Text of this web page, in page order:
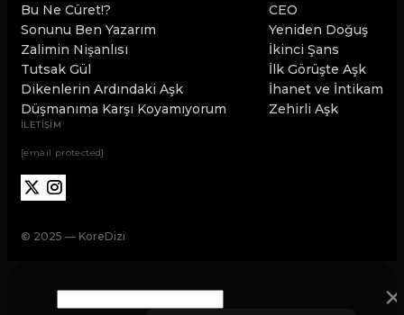
Bu Ne Cüret!?
Sonunu Ben Yazarım
Zalimin Nişanlısı
Tutsak Gül
Dikenlerin Ardındaki Aşk
Düşmanıma Karşı Koyamıyorum
CEO
Yeniden Doğuş
İkinci Şans
İlk Görüşte Aşk
İhanet ve İntikam
Zehirli Aşk
İLETİŞİM
[email protected]
© 2025 — KoreDizi
×